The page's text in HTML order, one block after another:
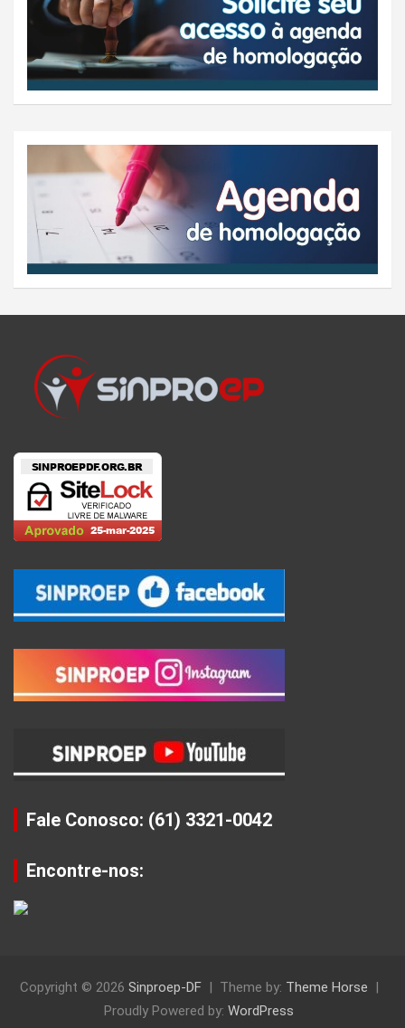
Fale Conosco: (61) 3321-0042
Encontre-nos:
Copyright © 2026 Sinproep-DF Theme by: Theme Horse
Proudly Powered by: WordPress